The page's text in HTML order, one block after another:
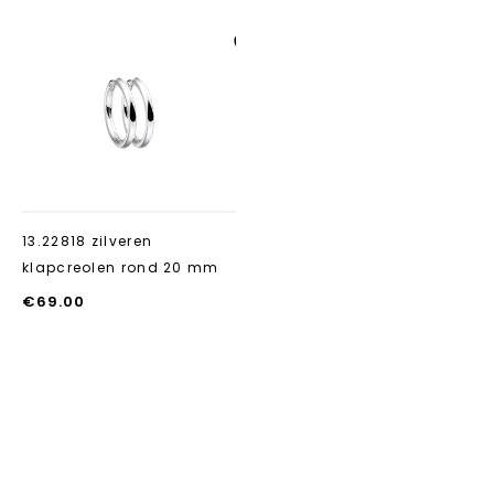
13.22818 zilveren
klapcreolen rond 20 mm
€69.00